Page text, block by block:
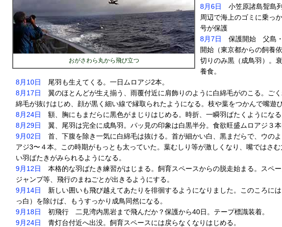
おがさわら丸から飛び立つ
8月6日
小笠原諸島聟島
周辺で海上のゴミに乗っ
号が保護
8月7日
保護開始 父島・
開始（東京都からの飼養
切りのみ黒（成鳥羽）。
養食。
8月10日
尾羽も生えてくる。一日ムロアジ2本。
8月17日
翼のほとんどが生え揃う、雨覆付近に肩飾りのように白綿毛がのこる。ご
綿毛が抜けはじめ、顔が黒く細い線で縁取られたようになる。枝や葉をつかんで嘴遊
8月24日
額、胸にもまだらに黒色がまじりはじめる。時折、一瞬羽ばたくようになる
8月29日
翼、尾羽は完全に成鳥羽。パッ見の印象は白黒半分。食欲旺盛ムロアジ３本
9月02日
首、下腹を除き一気に白綿毛は抜ける。首が細かい白、黒まだらで、ウの
アジ3〜４本。この時期がもっとも太っていた。葉むしり等が激しくなり、嘴ではさ
い羽ばたきがみられるようになる。
9月12日
本格的な羽ばたき練習がはじまる。飼育スペースからの脱走始まる。スペー
ジャンプ等、飛行のまねごとが出きるようにする。
9月14日
新しい囲いも飛び越えてあたりを徘徊するようになりました。このころに
っ白）を除けば、もうすっかり成鳥同然になる。
9月18日
初飛行 二見湾内黒岩まで飛んだか？保護から40日。テープ標識装着。
9月24日
青灯台付近へ出没。飼育スペースには戻らなくなりはじめる。